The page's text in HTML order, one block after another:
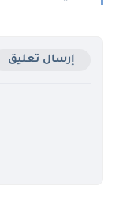
إرسال تعليق